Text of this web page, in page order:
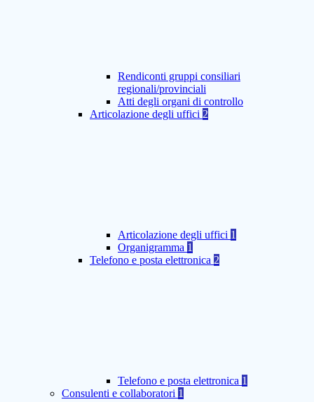
Rendiconti gruppi consiliari
regionali/provinciali
Atti degli organi di controllo
Articolazione degli uffici 2
Articolazione degli uffici 1
Organigramma 1
Telefono e posta elettronica 2
Telefono e posta elettronica 1
Consulenti e collaboratori 1